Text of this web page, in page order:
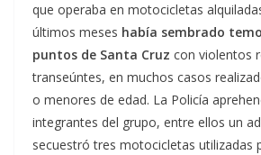
que operaba en motocicletas
últimos meses había sembrado
puntos de Santa Cruz con violentos
transeúntes, en muchos casos
o menores de edad. La Policía
integrantes del grupo, entre ellos un
secuestró tres motocicletas utilizadas